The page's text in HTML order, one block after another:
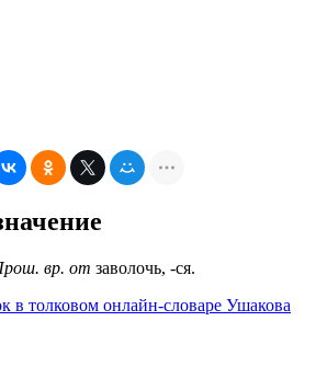
вр. от заволочь, -ся.
в толковом онлайн-словаре Ушакова